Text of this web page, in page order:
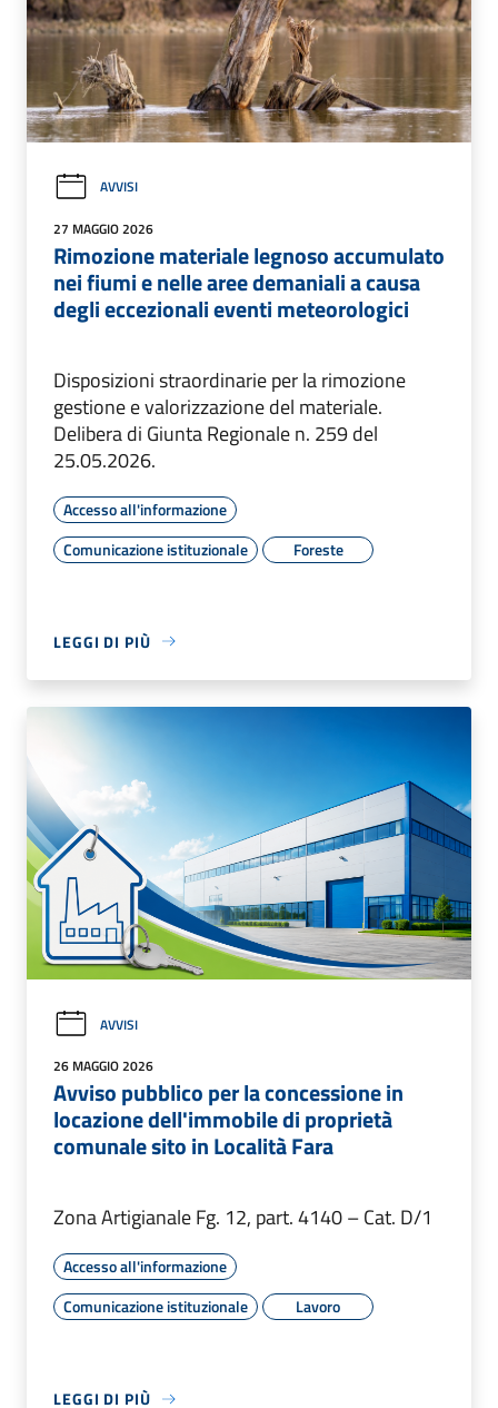
AVVISI
27 MAGGIO 2026
Rimozione materiale legnoso accumulato
nei fiumi e nelle aree demaniali a causa
degli eccezionali eventi meteorologici
Disposizioni straordinarie per la rimozione
gestione e valorizzazione del materiale.
Delibera di Giunta Regionale n. 259 del
25.05.2026.
Accesso all'informazione
Comunicazione istituzionale
Foreste
LEGGI DI PIÙ
AVVISI
26 MAGGIO 2026
Avviso pubblico per la concessione in
locazione dell'immobile di proprietà
comunale sito in Località Fara
Zona Artigianale Fg. 12, part. 4140 – Cat. D/1
Accesso all'informazione
Comunicazione istituzionale
Lavoro
LEGGI DI PIÙ